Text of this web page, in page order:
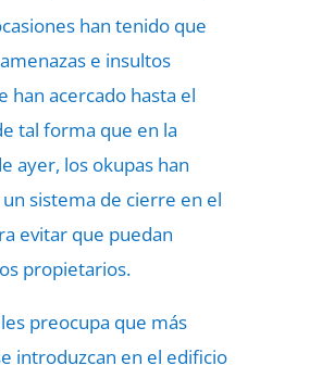
han tenido que
e insultos
han acercado hasta el
tal forma que en la
ayer, los okupas han
sistema de cierre en el
evitar que puedan
propietarios.
preocupa que más
introduzcan en el edificio